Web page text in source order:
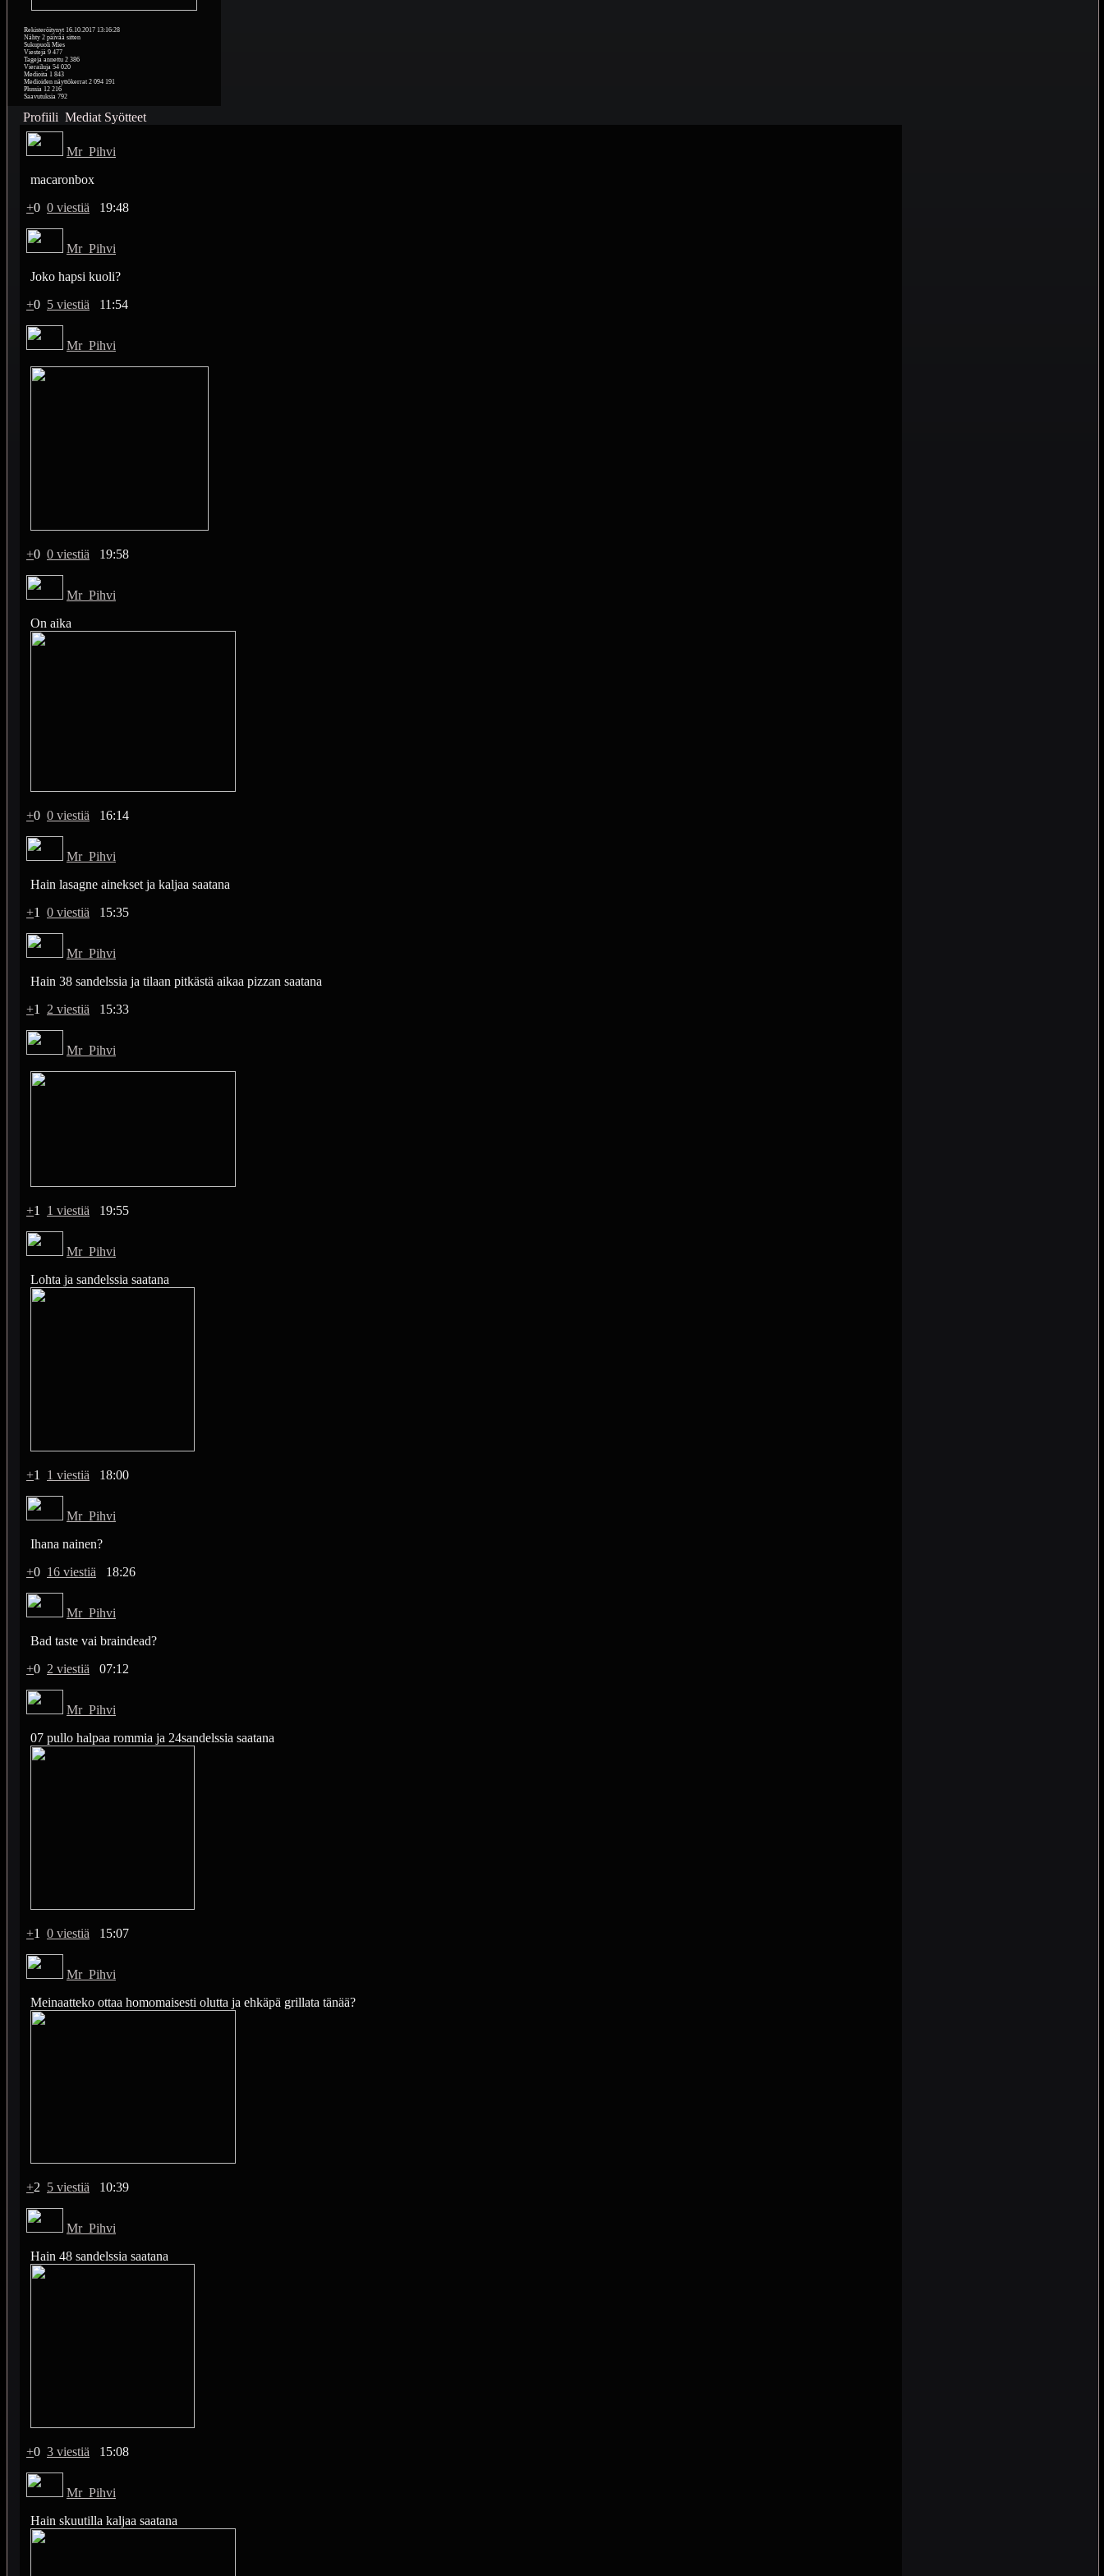
Rekisteröitynyt 16.10.2017 13:16:28
Nähty 2 päivää sitten
Sukupuoli Mies
Viestejä 9 477
Tageja annettu 2 386
Vierailuja 54 020
Medioita 1 843
Medioiden näyttökerrat 2 094 191
Plussia 12 216
Saavutuksia 792
Profiili Mediat Syötteet
Mr_Pihvi
macaronbox
+0 0 viestiä 19:48
Mr_Pihvi
Joko hapsi kuoli?
+0 5 viestiä 11:54
Mr_Pihvi
+0 0 viestiä 19:58
Mr_Pihvi
On aika
+0 0 viestiä 16:14
Mr_Pihvi
Hain lasagne ainekset ja kaljaa saatana
+1 0 viestiä 15:35
Mr_Pihvi
Hain 38 sandelssia ja tilaan pitkästä aikaa pizzan saatana
+1 2 viestiä 15:33
Mr_Pihvi
+1 1 viestiä 19:55
Mr_Pihvi
Lohta ja sandelssia saatana
+1 1 viestiä 18:00
Mr_Pihvi
Ihana nainen?
+0 16 viestiä 18:26
Mr_Pihvi
Bad taste vai braindead?
+0 2 viestiä 07:12
Mr_Pihvi
07 pullo halpaa rommia ja 24sandelssia saatana
+1 0 viestiä 15:07
Mr_Pihvi
Meinaatteko ottaa homomaisesti olutta ja ehkäpä grillata tänää?
+2 5 viestiä 10:39
Mr_Pihvi
Hain 48 sandelssia saatana
+0 3 viestiä 15:08
Mr_Pihvi
Hain skuutilla kaljaa saatana